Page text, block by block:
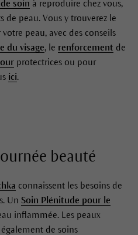
soin à reproduire chez vous,
de peau. Vous y trouverez le
peau, avec des conseils
du visage, le renforcement de
protectrices ou pour
ici.
beauté
connaissent les besoins de
Un Soin Plénitude pour le
inflammée. Les peaux
de soins